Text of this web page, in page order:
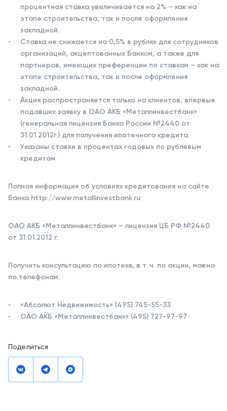
процентная ставка увеличивается на 2% – как на
этапе строительства, так и после оформления
закладной.
Ставка не снижается на 0,5% в рублях для сотрудников
организаций, акцептованных Банком, а также для
партнеров, имеющих преференции по ставкам – как на
этапе строительства, так и после оформления
закладной.
Акция распространяется только на клиентов, впервые
подавших заявку в ОАО АКБ «Металлинвестбанк»
(генеральная лицензия Банка России №2440 от
31.01.2012г.) для получения ипотечного кредита.
Указаны ставки в процентах годовых по рублевым
кредитам.
Полная информация об условиях кредитования на сайте
Банка http://www.metallinvestbank.ru
ОАО АКБ «Металлинвестбанк» – лицензия ЦБ РФ №2440
от 31.01.2012 г.
Получить консультацию по ипотеке, в т. ч. по акции, можно
по телефонам:
«Абсолют Недвижимость» (495) 745-55-33
ОАО АКБ «Металлинвестбанк» (495) 727-97-97
Поделиться